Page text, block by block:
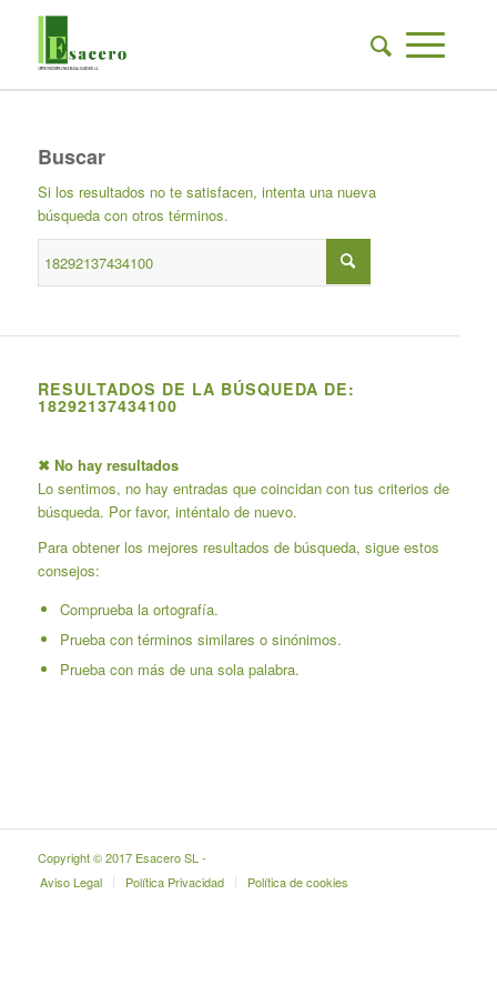
Buscar
Si los resultados no te satisfacen, intenta una nueva
búsqueda con otros términos.
RESULTADOS DE LA BÚSQUEDA DE:
18292137434100
✖ No hay resultados
Lo sentimos, no hay entradas que coincidan con tus criterios de
búsqueda. Por favor, inténtalo de nuevo.
Para obtener los mejores resultados de búsqueda, sigue estos
consejos:
Comprueba la ortografía.
Prueba con términos similares o sinónimos.
Prueba con más de una sola palabra.
Copyright © 2017 Esacero SL -
Aviso Legal
Política Privacidad Política de cookies